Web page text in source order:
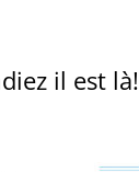
il est là!